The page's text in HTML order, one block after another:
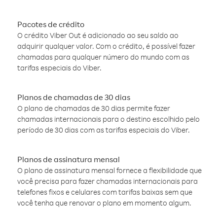
Pacotes de crédito
O crédito Viber Out é adicionado ao seu saldo ao
adquirir qualquer valor. Com o crédito, é possível fazer
chamadas para qualquer número do mundo com as
tarifas especiais do Viber.
Planos de chamadas de 30 dias
O plano de chamadas de 30 dias permite fazer
chamadas internacionais para o destino escolhido pelo
período de 30 dias com as tarifas especiais do Viber.
Planos de assinatura mensal
O plano de assinatura mensal fornece a flexibilidade que
você precisa para fazer chamadas internacionais para
telefones fixos e celulares com tarifas baixas sem que
você tenha que renovar o plano em momento algum.